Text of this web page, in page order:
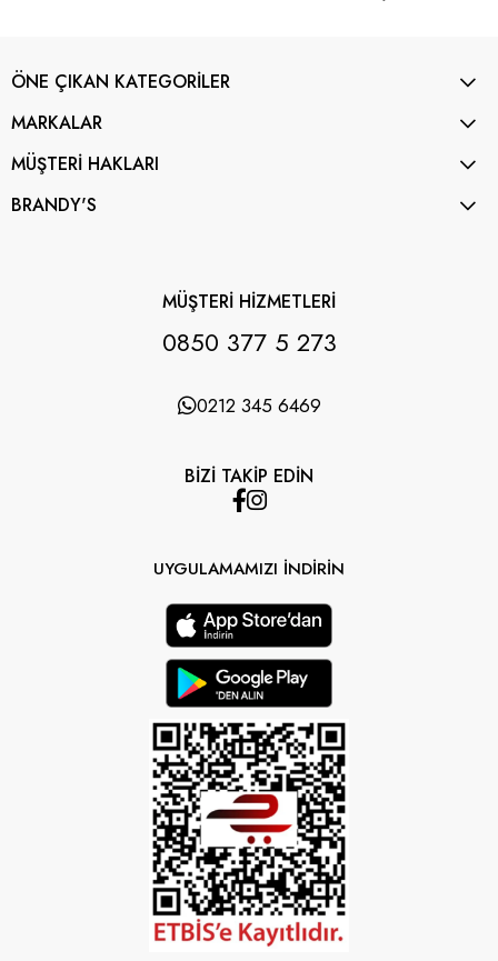
ÖNE ÇIKAN KATEGORİLER
MARKALAR
MÜŞTERİ HAKLARI
BRANDY'S
MÜŞTERİ HİZMETLERİ
0850 377 5 273
0212 345 6469
BİZİ TAKİP EDİN
UYGULAMAMIZI İNDİRİN